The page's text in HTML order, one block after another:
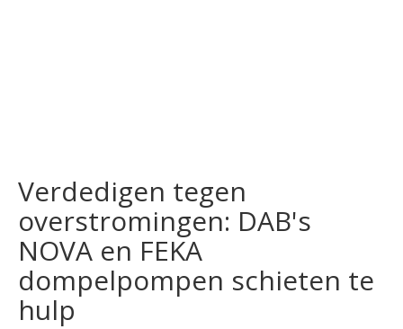
Verdedigen tegen
overstromingen: DAB's
NOVA en FEKA
dompelpompen schieten te
hulp